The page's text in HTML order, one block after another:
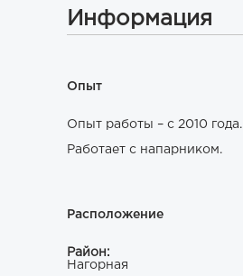
Информация
Опыт
Опыт работы – с 2010 года.
Работает с напарником.
Расположение
Район:
Нагорная